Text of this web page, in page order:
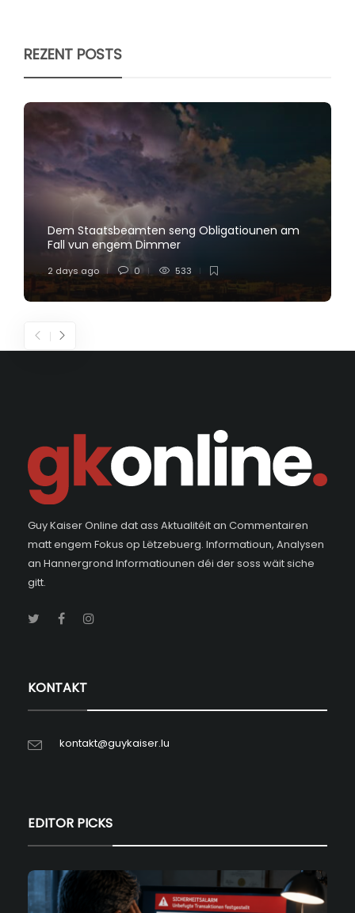
REZENT POSTS
Dem Staatsbeamten seng Obligatiounen am
Fall vun engem Dimmer
2 days ago 0 533
Guy Kaiser Online dat ass Aktualitéit an Commentairen
matt engem Fokus op Lëtzebuerg. Informatioun, Analysen
an Hannergrond Informatiounen déi der soss wäit siche
gitt.
KONTAKT
kontakt@guykaiser.lu
EDITOR PICKS